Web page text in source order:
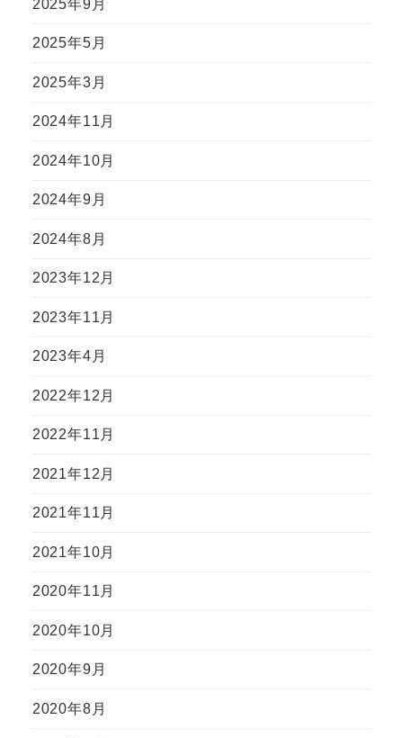
2025年9月
2025年5月
2025年3月
2024年11月
2024年10月
2024年9月
2024年8月
2023年12月
2023年11月
2023年4月
2022年12月
2022年11月
2021年12月
2021年11月
2021年10月
2020年11月
2020年10月
2020年9月
2020年8月